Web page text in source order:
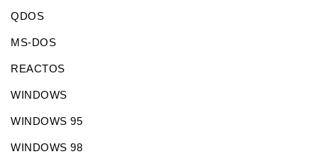
QDOS
MS-DOS
REACTOS
WINDOWS
WINDOWS 95
WINDOWS 98